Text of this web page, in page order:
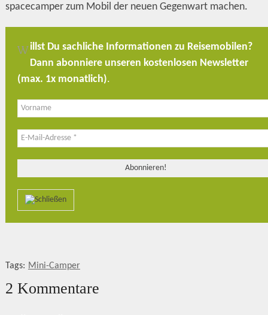
spacecamper zum Mobil der neuen Gegenwart machen.
Willst Du sachliche Informationen zu Reisemobilen?
Dann abonniere unseren kostenlosen Newsletter
(max. 1x monatlich).
Tags: Mini-Camper
2 Kommentare